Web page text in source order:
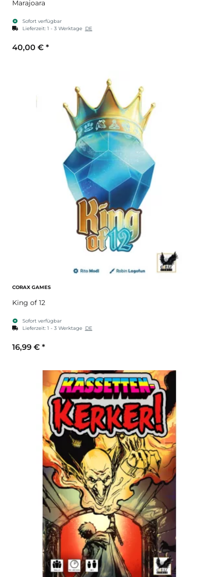
Marajoara
Sofort verfügbar
Lieferzeit: 1 - 3 Werktage DE
40,00 € *
CORAX GAMES
King of 12
Sofort verfügbar
Lieferzeit: 1 - 3 Werktage DE
16,99 € *